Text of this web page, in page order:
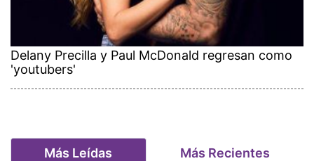
Delany Precilla y Paul McDonald regresan como
'youtubers'
Más Leídas Más Recientes